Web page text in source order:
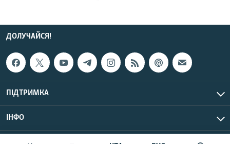
ДОЛУЧАЙСЯ!
ПІДТРИМКА
ІНФО